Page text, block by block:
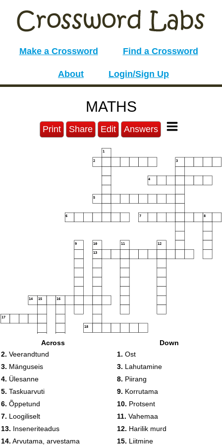
Make a Crossword Find a Crossword
About Login/Sign Up
MATHS
Print Share Edit Answers
1
2 3
4
5
6 7 8
9 10 11 12
13
14 15 16
17
18
20
Across
2. Veerandtund
3. Mänguseis
4. Ülesanne
5. Taskuarvuti
6. Õppetund
7. Loogiliselt
13. Inseneriteadus
14. Arvutama, arvestama
Down
1. Ost
3. Lahutamine
8. Piirang
9. Korrutama
10. Protsent
11. Vahemaa
12. Harilik murd
15. Liitmine